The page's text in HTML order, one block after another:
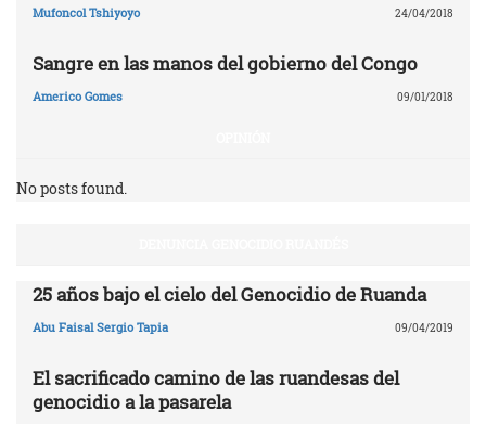
Mufoncol Tshiyoyo 24/04/2018
Sangre en las manos del gobierno del Congo
Americo Gomes 09/01/2018
No posts found.
25 años bajo el cielo del Genocidio de Ruanda
Abu Faisal Sergio Tapia 09/04/2019
El sacrificado camino de las ruandesas del
genocidio a la pasarela